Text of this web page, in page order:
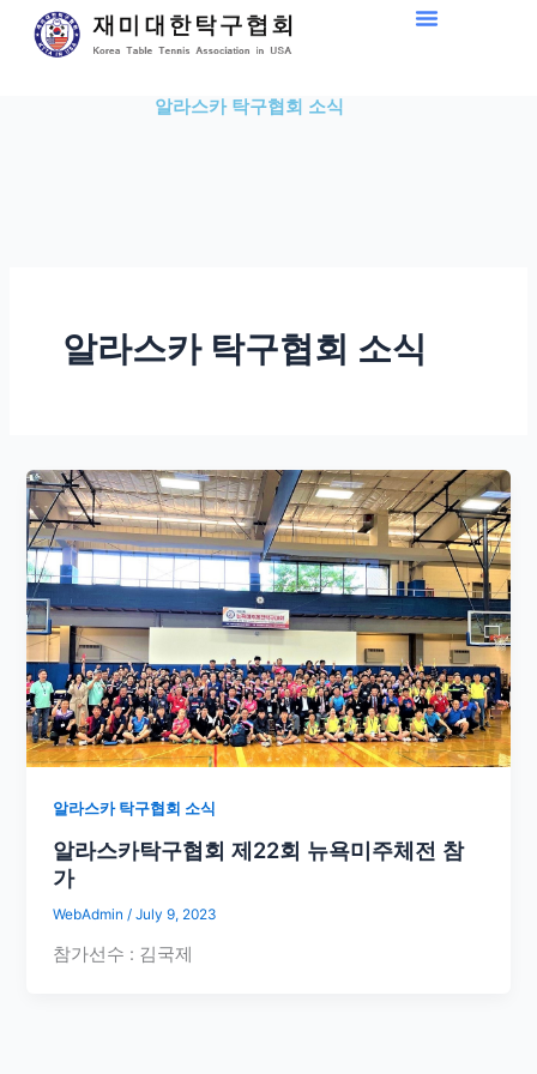
알라스카 탁구협회 소식
알라스카 탁구협회 소식
알라스카 탁구협회 소식
알라스카탁구협회 제22회 뉴욕미주체전 참
가
WebAdmin /July 9, 2023
참가선수 : 김국제